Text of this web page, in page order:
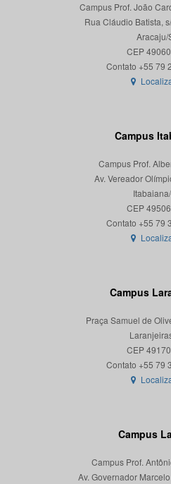
Campus Prof. João
Rua Cláudio Batista,
Aracaju/
CEP
Campus
Campus Prof.
Av. Vereador
CEP
Campus
Praça Samuel de
CEP
Campus
Campus Prof.
Av. Governador